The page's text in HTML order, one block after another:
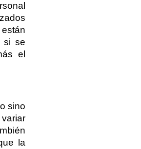
si se
el
sino
la